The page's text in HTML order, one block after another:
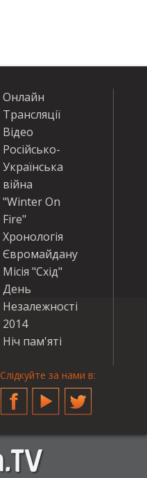
Онлайн
Трансляції
Відео
Російсько-
Українська
війна
"Winter On
Fire"
Хронологія
Євромайдану
Місія "Схід"
День
Незалежності
2014
Ніч пам'яті
Слідкуйте за нами в:
FacebookYouTubeTwitter